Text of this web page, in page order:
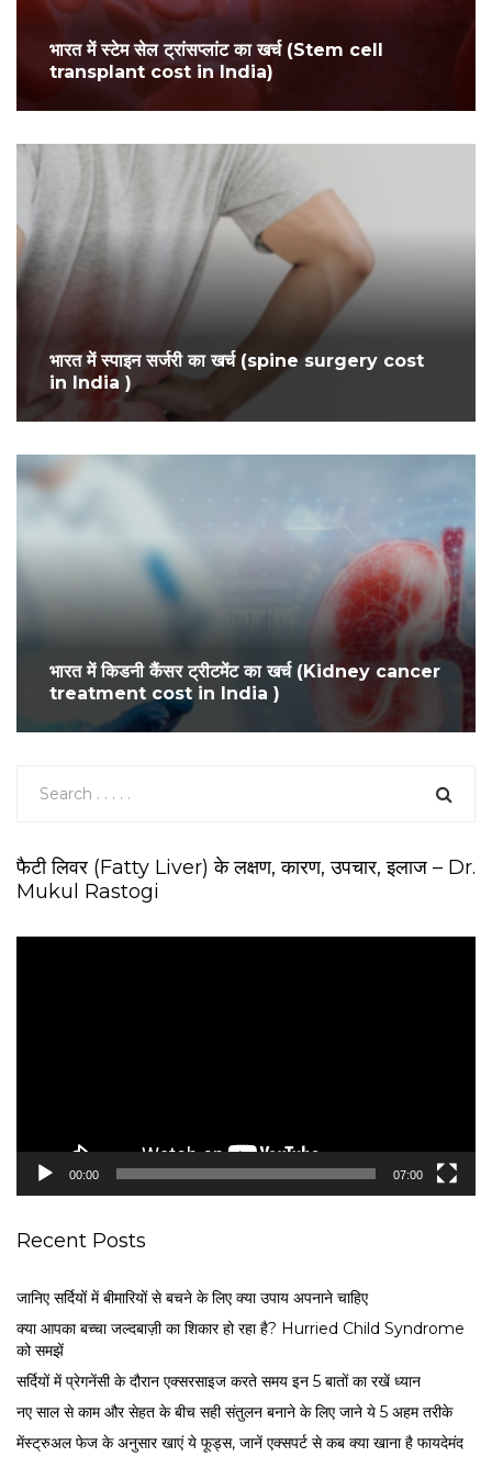
भारत में स्टेम सेल ट्रांसप्लांट का खर्च (Stem cell
transplant cost in India)
भारत में स्पाइन सर्जरी का खर्च (spine surgery cost
in India )
भारत में किडनी कैंसर ट्रीटमेंट का खर्च (Kidney cancer
treatment cost in India )
फैटी लिवर (Fatty Liver) के लक्षण, कारण, उपचार, इलाज – Dr.
Mukul Rastogi
00:00 07:00
Recent Posts
जानिए सर्दियों में बीमारियों से बचने के लिए क्या उपाय अपनाने चाहिए
क्या आपका बच्चा जल्दबाज़ी का शिकार हो रहा है? Hurried Child Syndrome
को समझें
सर्द‍ियों में प्रेगनेंसी के दौरान एक्सरसाइज करते समय इन 5 बातों का रखें ध्यान
नए साल से काम और सेहत के बीच सही संतुलन बनाने के लिए जाने ये 5 अहम तरीके
मेंस्ट्रुअल फेज के अनुसार खाएं ये फूड्स, जानें एक्सपर्ट से कब क्या खाना है फायदेमंद